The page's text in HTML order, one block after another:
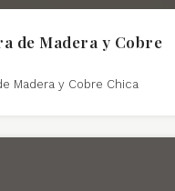
de Madera y Cobre
Madera y Cobre Chica